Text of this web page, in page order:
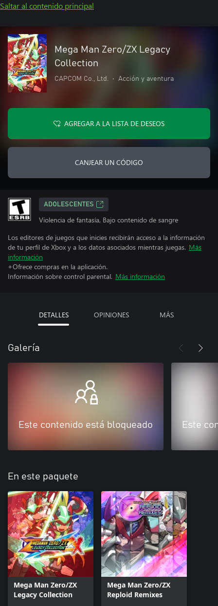
Saltar al contenido principal
Mega Man Zero/ZX Legacy
Collection
CAPCOM Co., Ltd. • Acción y aventura
AGREGAR A LA LISTA DE DESEOS
CANJEAR UN CÓDIGO
ADOLESCENTES
Violencia de fantasía, Bajo contenido de sangre
Los editores de juegos que inicies recibirán acceso a la información
de tu perfil de Xbox y a los datos asociados mientras juegas. Más
información
+Ofrece compras en la aplicación.
Información sobre control parental. Más información
DETALLES OPINIONES MÁS
Galería
Este contenido está bloqueado Este
En este paquete
Mega Man Zero/ZX
Legacy Collection
Mega Man Zero/ZX
Reploid Remixes